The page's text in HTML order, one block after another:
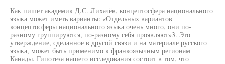
Как пишет академик Д.С. Лихачёв, концептосфера национального
языка может иметь варианты: «Отдельных вариантов
концептосферы национального языка очень много, они по-
разному группируются, по-разному себя проявляют»3. Это
утверждение, сделанное в другой связи и на материале русского
языка, может быть применимо к франкоязычным регионам
Канады. Гипотеза нашего исследования состоит в том, что